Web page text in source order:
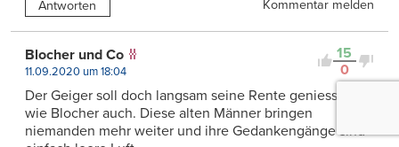
Antworten Kommentar melden
15
0
Blocher und Co
11.09.2020 um 18:04
Der Geiger soll doch langsam seine Rente geniessen
wie Blocher auch. Diese alten Männer bringen
niemanden mehr weiter und ihre Gedankengänge sind